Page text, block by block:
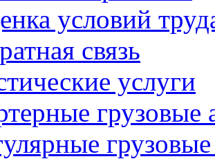
условий
связь
услуги
грузовые